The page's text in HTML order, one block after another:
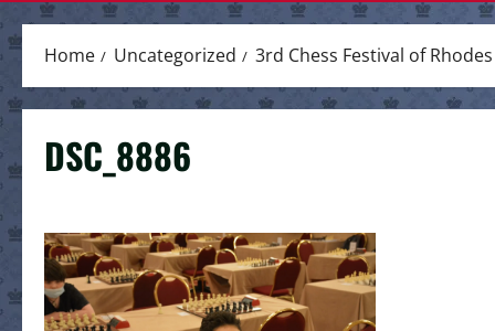
Home Uncategorized 3rd Chess Festival of
DSC_8886